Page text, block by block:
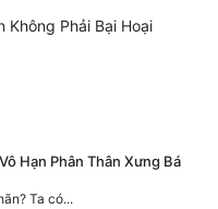
Không Phải Bại Hoại
Hạn Phân Thân Xưng Bá
Ta có...